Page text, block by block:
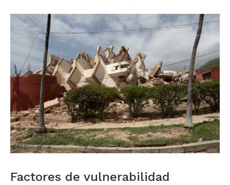
Factores de vulnerabilidad